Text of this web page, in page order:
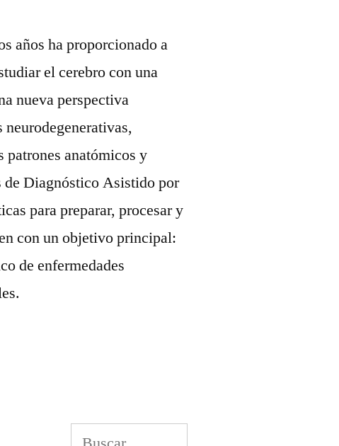
años ha proporcionado a
el cerebro con una
nueva perspectiva
anatómicos y
de Diagnóstico Asistido por
para preparar, procesar y
con un objetivo principal:
de enfermedades
Buscar: